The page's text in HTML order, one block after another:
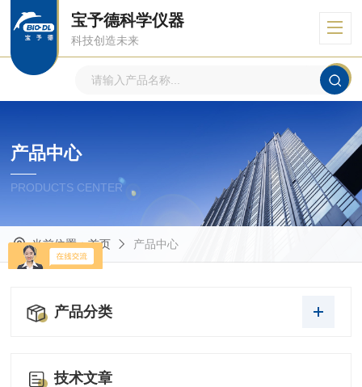
宝予德科学仪器
科技创造未来
产品中心
PRODUCTS CENTER
当前位置：首页 产品中心
产品分类
技术文章